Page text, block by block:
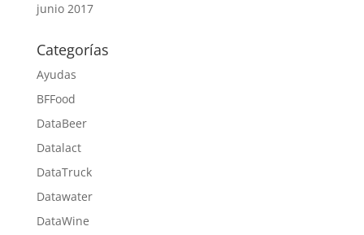
junio 2017
Categorías
Ayudas
BFFood
DataBeer
Datalact
DataTruck
Datawater
DataWine